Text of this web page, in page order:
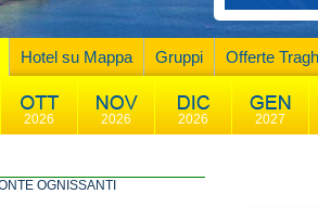
Hotel su Mappa Gruppi Offerte
2026 2026 2026 2027
OGNISSANTI